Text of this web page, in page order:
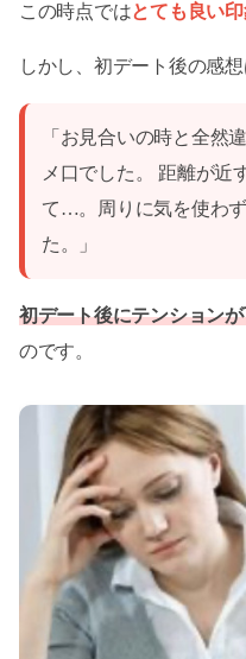
この時点ではとても良い
しかし、初デート後の感想
「お見合いの時と全然
メ口でした。 距離が近
て…。周りに気を使わ
た。」
初デート後にテンション
のです。